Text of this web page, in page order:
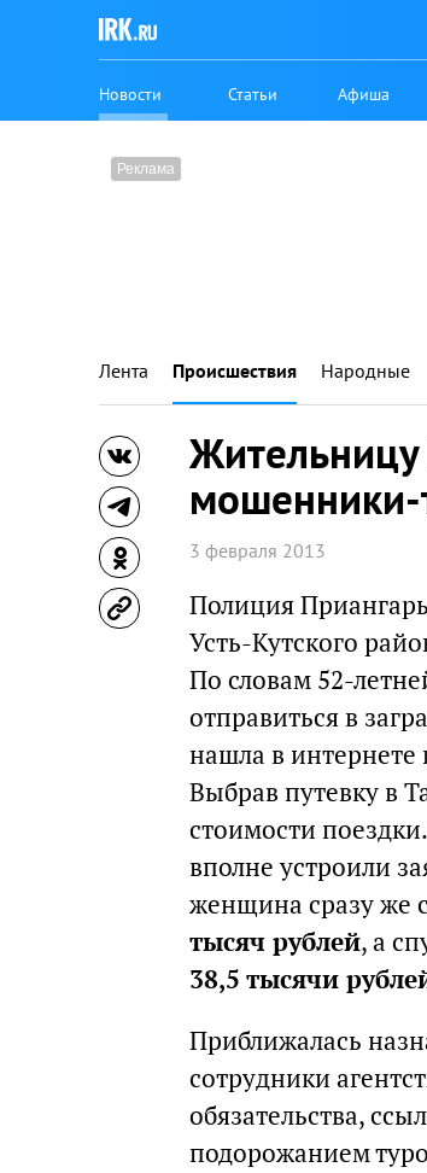
Новости Статьи Афиша
Лента Происшествия Народные
Жительницу
мошенники-
3 февраля 2013
Полиция
Усть-Кутского
По словам 52-
отправиться в
нашла в
Выбрав путевку в
стоимости
вполне устроили
женщина сразу же
тысяч рублей, а
38,5 тысячи
Приближалась
сотрудники
обязательства,
подорожанием